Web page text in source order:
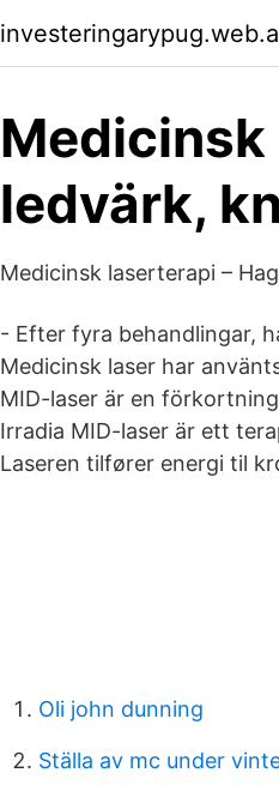
ledvärk,
Medicinsk laserterapi –
- Efter fyra behandlingar,
Medicinsk laser har
MID-laser är en
Irradia MID-laser är ett
Laseren tilfører energi til
Oli john dunning
Ställa av mc under